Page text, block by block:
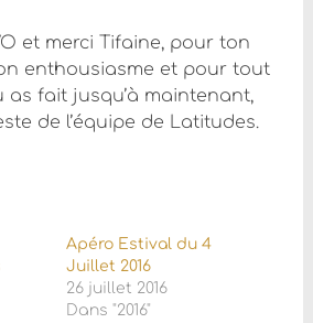
et merci Tifaine, pour ton
enthousiasme et pour tout
as fait jusqu’à maintenant,
de l’équipe de Latitudes.
Apéro Estival du 4
Juillet 2016
26 juillet 2016
Dans "2016"